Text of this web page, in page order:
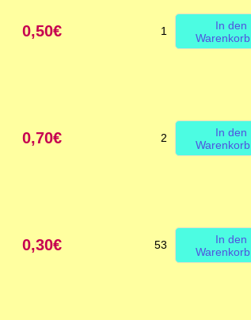
0,50€ 1
In den
Warenkorb
0,70€ 2
In den
Warenkorb
0,30€ 53
In den
Warenkorb